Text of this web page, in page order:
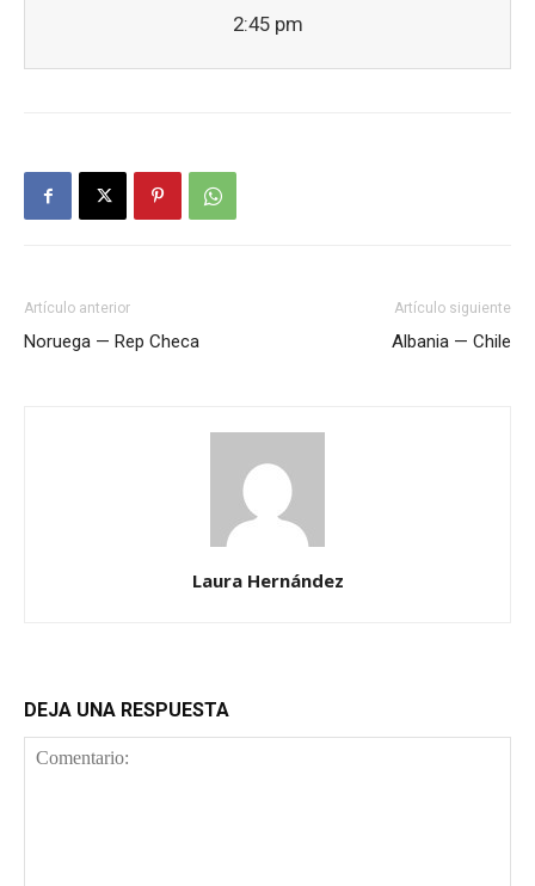
2:45 pm
Artículo anterior
Noruega — Rep Checa
Artículo siguiente
Albania — Chile
Laura Hernández
DEJA UNA RESPUESTA